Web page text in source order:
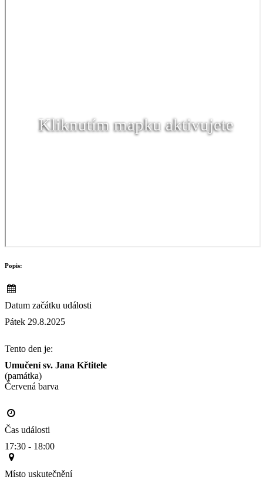
Kliknutím mapku aktivujete
Popis:
Datum začátku události
Pátek 29.8.2025
Tento den je:
Umučení sv. Jana Křtitele
(památka)
Červená barva
Čas události
17:30 - 18:00
Místo uskutečnění